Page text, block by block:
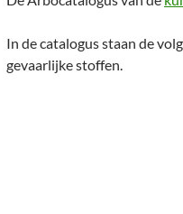
In de catalogus staan de
gevaarlijke stoffen.